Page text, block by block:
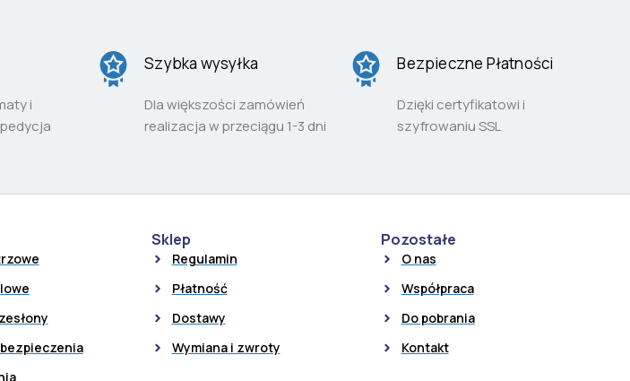
i
Szybka wysyłka
Dla większości zamówień
realizacja w przeciągu 1-3 dni
Bezpieczne Płatności
Dzięki certyfikatowi i
szyfrowaniu SSL
Sklep
Regulamin
Płatność
Dostawy
Wymiana i zwroty
Pozostałe
O nas
Współpraca
Do pobrania
Kontakt